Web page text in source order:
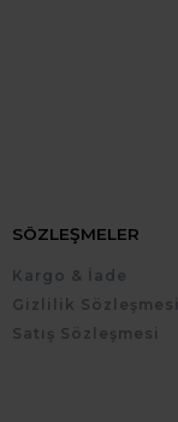
SÖZLEŞMELER
Kargo & İade
Gizlilik Sözleşmesi
Satış Sözleşmesi